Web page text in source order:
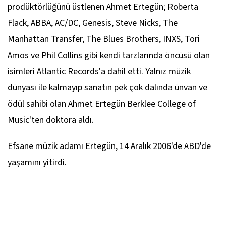
prodüktörlüğünü üstlenen Ahmet Ertegün; Roberta
Flack, ABBA, AC/DC, Genesis, Steve Nicks, The
Manhattan Transfer, The Blues Brothers, INXS, Tori
Amos ve Phil Collins gibi kendi tarzlarında öncüsü olan
isimleri Atlantic Records'a dahil etti. Yalnız müzik
dünyası ile kalmayıp sanatın pek çok dalında ünvan ve
ödül sahibi olan Ahmet Ertegün Berklee College of
Music'ten doktora aldı.
Efsane müzik adamı Ertegün, 14 Aralık 2006'de ABD'de
yaşamını yitirdi.